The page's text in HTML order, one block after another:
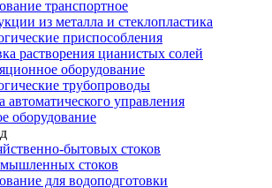
транспортное
из металла и стеклопластика
приспособления
растворения цианистых солей
оборудование
трубопроводы
автоматического управления
оборудование
бытовых стоков
стоков
для водоподготовки